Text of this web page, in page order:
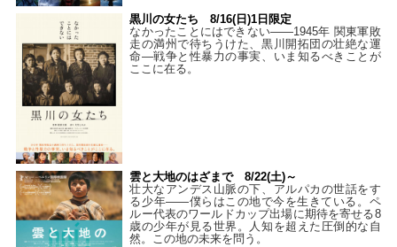
黒川の女たち 8/16(日)1日限定
なかったことにはできない——1945年 関東軍敗
走の満州で待ちうけた、黒川開拓団の壮絶な運
命―戦争と性暴力の事実、いま知るべきことが
ここに在る。
雲と大地のはざまで 8/22(土)～
壮大なアンデス山脈の下、アルパカの世話をす
る少年――僕らはこの地で今を生きている。ペ
ルー代表のワールドカップ出場に期待を寄せる8
歳の少年が見る世界。人知を超えた圧倒的な自
然。この地の未来を問う。